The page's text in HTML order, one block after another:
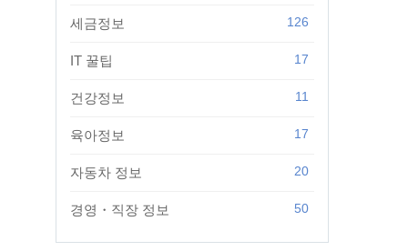
세금정보 126
IT 꿀팁 17
건강정보 11
육아정보 17
자동차 정보 20
경영・직장 정보 50